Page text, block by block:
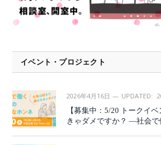
イベント・プロジェクト
2026年4月16日 UPDATED:
【募集中：5/20 トークイ
きゃダメですか？ —社会